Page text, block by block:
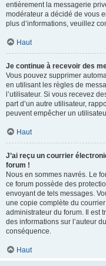
entièrement la messagerie
modérateur a décidé de vous
plus d’informations, veuillez
Haut
Je continue à recevoir des
Vous pouvez supprimer
en utilisant les règles de
l’utilisateur. Si vous recevez
part d’un autre utilisateur,
peuvent empêcher un
Haut
J’ai reçu un courrier
forum !
Nous en sommes navrés. Le
ce forum possède des
envoyant de tels messages.
une copie complète du
administrateur du forum. Il est
des informations sur l’auteur
conséquence.
Haut